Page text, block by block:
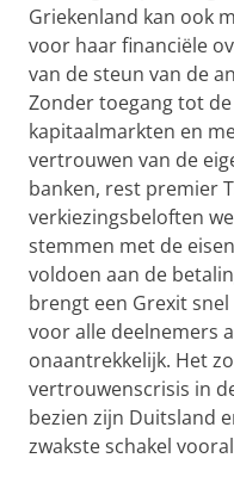
Griekenland kan ook
voor haar financiële
van de steun van de
Zonder toegang tot
kapitaalmarkten en
vertrouwen van de
banken, rest premier
verkiezingsbeloften
stemmen met de
voldoen aan de
brengt een Grexit
voor alle deelnemers
onaantrekkelijk. Het
vertrouwenscrisis in
bezien zijn Duitsland
zwakste schakel